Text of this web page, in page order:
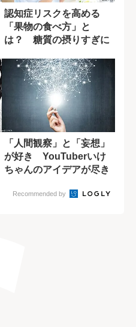
認知症リスクを高める
「果物の食べ方」と
は？ 糖質の摂りすぎに
「人間観察」と「妄想」
が好き YouTuberいけ
ちゃんのアイデアが尽き
Recommended by